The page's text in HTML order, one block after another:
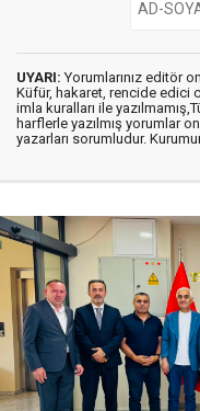
UYARI: Yorumlarınız editör
Küfür, hakaret, rencide edici
imla kuralları ile
harflerle yazılmış yorumlar
yazarları sorumludur.